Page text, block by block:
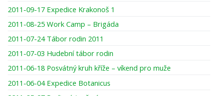
2011-09-17 Expedice Krakonoš 1
2011-08-25 Work Camp – Brigáda
2011-07-24 Tábor rodin 2011
2011-07-03 Hudební tábor rodin
2011-06-18 Posvátný kruh kříže – víkend pro muže
2011-06-04 Expedice Botanicus